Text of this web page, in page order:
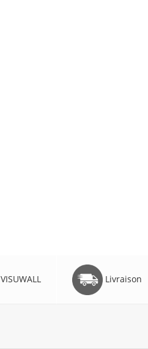
VISUWALL Livraison